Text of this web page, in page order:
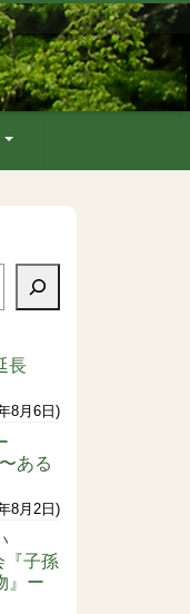
長
8月6日
ある
8月2日
『子孫
』ー